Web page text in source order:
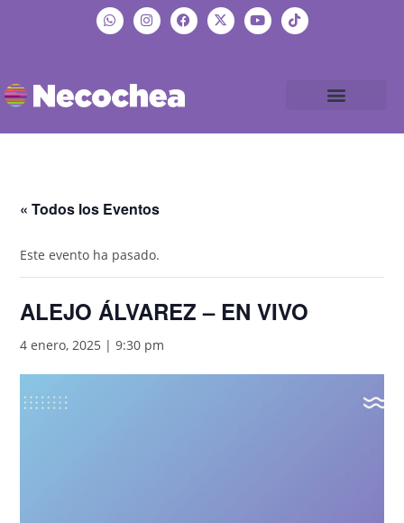
« Todos los Eventos
Este evento ha pasado.
ALEJO ÁLVAREZ – EN VIVO
4 enero, 2025 | 9:30 pm